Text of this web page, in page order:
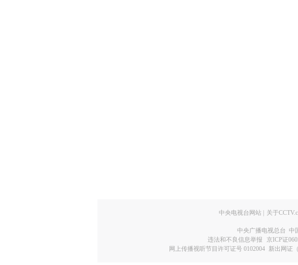
中央电视台网站 关于
中央广播电视总台 中
违法和不良信息举报
京ICP证
网上传播视听节目许可证号 0102004 新出网证